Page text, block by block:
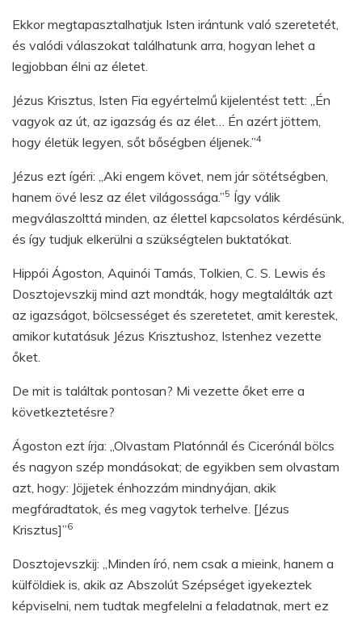
Ekkor megtapasztalhatjuk Isten irántunk való szeretetét,
és valódi válaszokat találhatunk arra, hogyan lehet a
legjobban élni az életet.
Jézus Krisztus, Isten Fia egyértelmű kijelentést tett: „Én
vagyok az út, az igazság és az élet… Én azért jöttem,
hogy életük legyen, sőt bőségben éljenek.”4
Jézus ezt ígéri: „Aki engem követ, nem jár sötétségben,
hanem övé lesz az élet világossága.”5 Így válik
megválaszolttá minden, az élettel kapcsolatos kérdésünk,
és így tudjuk elkerülni a szükségtelen buktatókat.
Hippói Ágoston, Aquinói Tamás, Tolkien, C. S. Lewis és
Dosztojevszkij mind azt mondták, hogy megtalálták azt
az igazságot, bölcsességet és szeretetet, amit kerestek,
amikor kutatásuk Jézus Krisztushoz, Istenhez vezette
őket.
De mit is találtak pontosan? Mi vezette őket erre a
következtetésre?
Ágoston ezt írja: „Olvastam Platónnál és Cicerónál bölcs
és nagyon szép mondásokat; de egyikben sem olvastam
azt, hogy: Jöjjetek énhozzám mindnyájan, akik
megfáradtatok, és meg vagytok terhelve. [Jézus
Krisztus]”6
Dosztojevszkij: „Minden író, nem csak a mieink, hanem a
külföldiek is, akik az Abszolút Szépséget igyekeztek
képviselni, nem tudtak megfelelni a feladatnak, mert ez